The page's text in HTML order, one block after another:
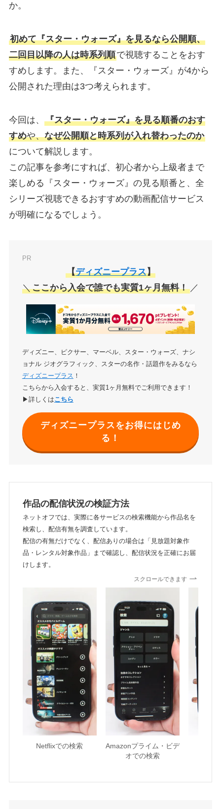
か。
初めて『スター・ウォーズ』を見るなら公開順、
二回目以降の人は時系列順で視聴することをおす
すめします。また、『スター・ウォーズ』が4から
公開された理由は3つ考えられます。
今回は、 『スター・ウォーズ』を見る順番のおす
すめや、なぜ公開順と時系列が入れ替わったのか
について解説します。
この記事を参考にすれば、初心者から上級者まで
楽しめる『スター・ウォーズ』の見る順番と、全
シリーズ視聴できるおすすめの動画配信サービス
が明確になるでしょう。
PR
【ディズニープラス】
＼ここから入会で誰でも実質1ヶ月無料！ ／
ディズニー、ピクサー、マーベル、スター・ウォーズ、ナシ
ョナル ジオグラフィック、スターの名作・話題作をみるなら
ディズニープラス ！
こちらから入会すると、実質1ヶ月無料でご利用できます！
▶詳しくはこちら
ディズニープラスをお得にはじめ
る！
作品の配信状況の検証方法
ネットオフでは、実際に各サービスの検索機能から作品名を
検索し、配信有無を調査しています。
配信の有無だけでなく、配信ありの場合は「見放題対象作
品・レンタル対象作品」まで確認し、配信状況を正確にお届
けします。
スクロールできます
Netflixでの検索
Amazonプライム・ビデ
オでの検索